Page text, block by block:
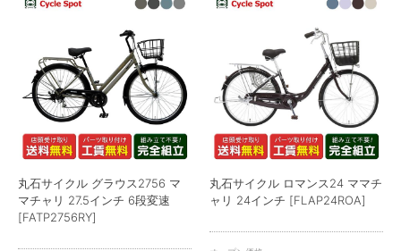
丸石サイクル グラウス2756 マ
マチャリ 27.5インチ 6段変速
[FATP2756RY]
丸石サイクル ロマンス24 ママチ
ャリ 24インチ [FLAP24ROA]